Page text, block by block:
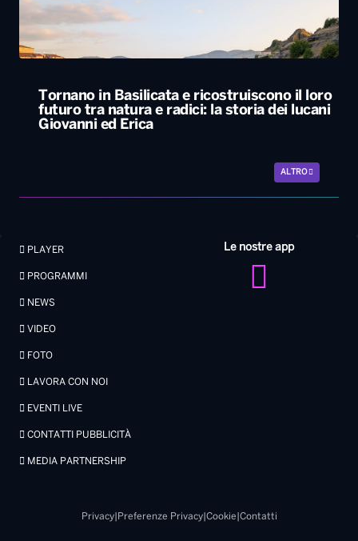
Tornano in Basilicata e ricostruiscono il loro
futuro tra natura e radici: la storia dei lucani
Giovanni ed Erica
ALTRO
Le nostre app
PLAYER
PROGRAMMI
NEWS
VIDEO
FOTO
LAVORA CON NOI
EVENTI LIVE
CONTATTI PUBBLICITÀ
MEDIA PARTNERSHIP
Privacy| Preferenze Privacy| Cookie Contatti